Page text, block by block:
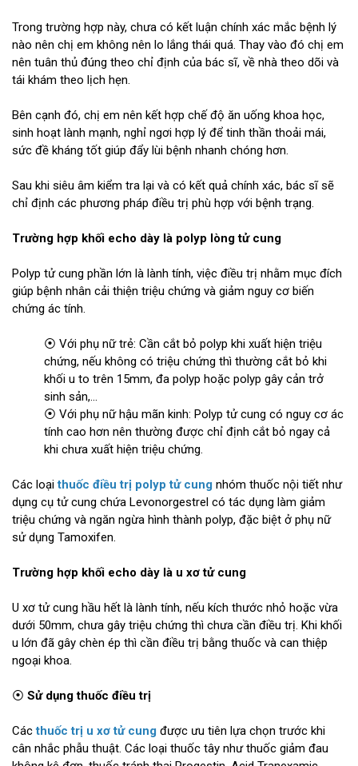
Trong trường hợp này, chưa có kết luận chính xác mắc bệnh lý
nào nên chị em không nên lo lắng thái quá. Thay vào đó chị em
nên tuân thủ đúng theo chỉ định của bác sĩ, về nhà theo dõi và
tái khám theo lịch hẹn.
Bên cạnh đó, chị em nên kết hợp chế độ ăn uống khoa học,
sinh hoạt lành mạnh, nghỉ ngơi hợp lý để tinh thần thoải mái,
sức đề kháng tốt giúp đẩy lùi bệnh nhanh chóng hơn.
Sau khi siêu âm kiểm tra lại và có kết quả chính xác, bác sĩ sẽ
chỉ định các phương pháp điều trị phù hợp với bệnh trạng.
Trường hợp khối echo dày là polyp lòng tử cung
Polyp tử cung phần lớn là lành tính, việc điều trị nhằm mục đích
giúp bệnh nhân cải thiện triệu chứng và giảm nguy cơ biến
chứng ác tính.
⦿ Với phụ nữ trẻ: Cần cắt bỏ polyp khi xuất hiện triệu
chứng, nếu không có triệu chứng thì thường cắt bỏ khi
khối u to trên 15mm, đa polyp hoặc polyp gây cản trở
sinh sản,...
⦿ Với phụ nữ hậu mãn kinh: Polyp tử cung có nguy cơ ác
tính cao hơn nên thường được chỉ định cắt bỏ ngay cả
khi chưa xuất hiện triệu chứng.
Các loạithuốc điều trị polyp tử cung nhóm thuốc nội tiết như
dụng cụ tử cung chứa Levonorgestrel có tác dụng làm giảm
triệu chứng và ngăn ngừa hình thành polyp, đặc biệt ở phụ nữ
sử dụng Tamoxifen.
Trường hợp khối echo dày là u xơ tử cung
U xơ tử cung hầu hết là lành tính, nếu kích thước nhỏ hoặc vừa
dưới 50mm, chưa gây triệu chứng thì chưa cần điều trị. Khi khối
u lớn đã gây chèn ép thì cần điều trị bằng thuốc và can thiệp
ngoại khoa.
⦿ Sử dụng thuốc điều trị
Cácthuốc trị u xơ tử cung được ưu tiên lựa chọn trước khi
cân nhắc phẫu thuật. Các loại thuốc tây như thuốc giảm đau